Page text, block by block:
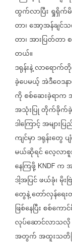
ထွက်လာပြီး ရှုရှိက်
တာ၊အော့အန်ချင်
တာ၊အားပြတ်တာ
တယ်။
ဒရုန်းနဲ့လာရောက်
ခဲ့ပေမယ့်အဲဒီဝေဒ
ကိုစစ်ဆေးခဲ့ရာက
အသုံးပြုတိုက်ခိုက်
ဒါကြောင့်အများ
ကျင်မှာဒရုန်းတွေပ
မယ်ဆိုရင်လေ့လာစူ
နေကြဖို့ KNDF က
ဒါ့အပြင်ဖယ်ခုံ၊မိုးဗြဲ
တွေနဲ့တော်လှန်ရေး
ဖြစ်နေပြီးစစ်ကေ
လုပ်ဆောင်လာသလို
အတွက်အထူးသတိ